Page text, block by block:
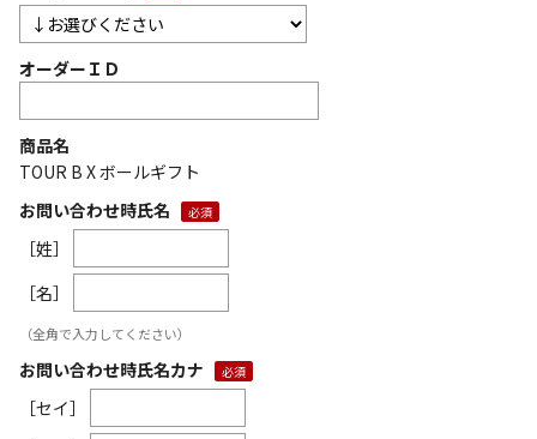
オーダーＩＤ
商品名
TOUR B X ボールギフト
お問い合わせ時氏名
［姓］
［名］
（全角で入力してください）
お問い合わせ時氏名カナ
［セイ］